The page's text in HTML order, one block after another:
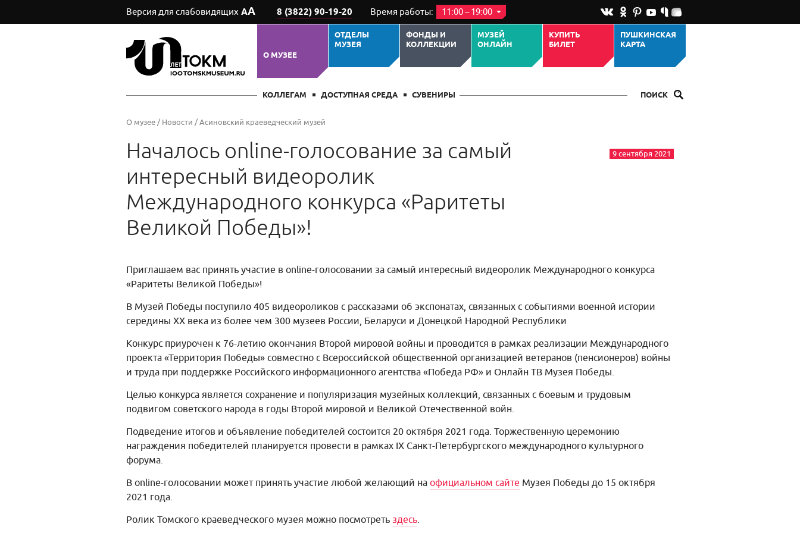
Версия для слабовидящих АА 8 (3822) 90-19-20 Время работы: 11:00 – 19:00
О МУЗЕЕ
ОТДЕЛЫ
МУЗЕЯ
ФОНДЫ И
КОЛЛЕКЦИИ
МУЗЕЙ
ОНЛАЙН
КУПИТЬ
БИЛЕТ
ПУШКИНСКАЯ
КАРТА
КОЛЛЕГАМ ДОСТУПНАЯ СРЕДА СУВЕНИРЫ ПОИСК
О музее/ Новости /Асиновский краеведческий музей
9 сентября 2021
Началось online-голосование за самый
интересный видеоролик
Международного конкурса «Раритеты
Великой Победы»!
Приглашаем вас принять участие в online-голосовании за самый интересный видеоролик Международного конкурса
«Раритеты Великой Победы»!
В Музей Победы поступило 405 видеороликов с рассказами об экспонатах, связанных с событиями военной истории
середины XX века из более чем 300 музеев России, Беларуси и Донецкой Народной Республики
Конкурс приурочен к 76-летию окончания Второй мировой войны и проводится в рамках реализации Международного
проекта «Территория Победы» совместно с Всероссийской общественной организацией ветеранов (пенсионеров) войны
и труда при поддержке Российского информационного агентства «Победа РФ» и Онлайн ТВ Музея Победы.
Целью конкурса является сохранение и популяризация музейных коллекций, связанных с боевым и трудовым
подвигом советского народа в годы Второй мировой и Великой Отечественной войн.
Подведение итогов и объявление победителей состоится 20 октября 2021 года. Торжественную церемонию
награждения победителей планируется провести в рамках IX Санкт-Петербургского международного культурного
форума.
В оnline-голосовании может принять участие любой желающий на официальном сайте Музея Победы до 15 октября
2021 года.
Ролик Томского краеведческого музея можно посмотреть здесь.